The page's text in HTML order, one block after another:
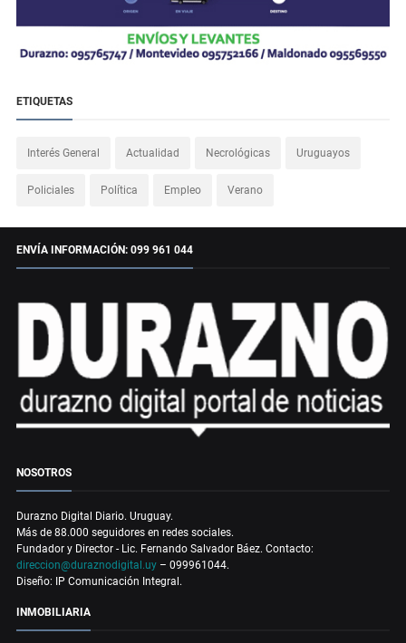
ETIQUETAS
Interés General Actualidad Necrológicas Uruguayos
Policiales Política Empleo Verano
ENVÍA INFORMACIÓN: 099 961 044
NOSOTROS
Durazno Digital Diario. Uruguay.
Más de 88.000 seguidores en redes sociales.
Fundador y Director - Lic. Fernando Salvador Báez. Contacto:
direccion@duraznodigital.uy – 099961044.
Diseño: IP Comunicación Integral.
INMOBILIARIA